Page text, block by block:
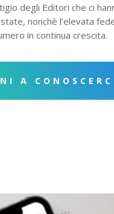
degli Editori che ci
nonchè l’elevata
in continua crescita.
A